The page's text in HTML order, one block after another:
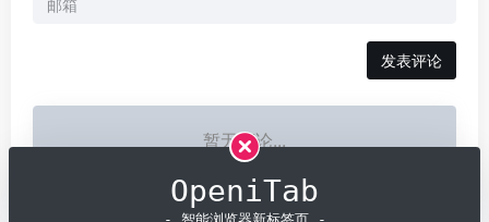
发表评论
暂无评论...
OpeniTab